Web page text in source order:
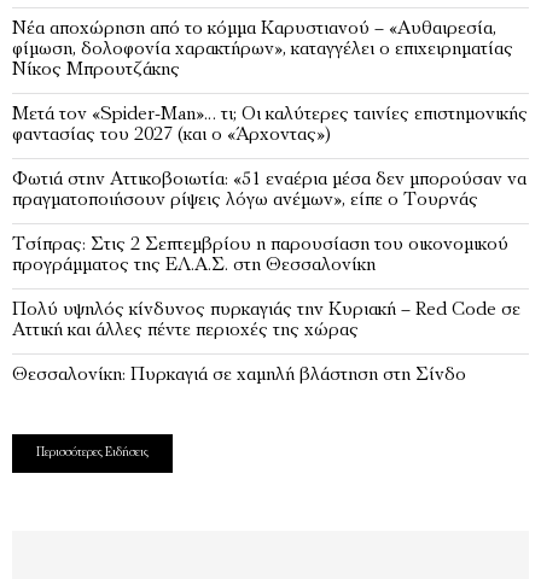
Νέα αποχώρηση από το κόμμα Καρυστιανού – «Αυθαιρεσία,
φίμωση, δολοφονία χαρακτήρων», καταγγέλει ο επιχειρηματίας
Νίκος Μπρουτζάκης
Μετά τον «Spider-Man»… τι; Oι καλύτερες ταινίες επιστημονικής
φαντασίας του 2027 (και ο «Άρχοντας»)
Φωτιά στην Αττικοβοιωτία: «51 εναέρια μέσα δεν μπορούσαν να
πραγματοποιήσουν ρίψεις λόγω ανέμων», είπε ο Τουρνάς
Τσίπρας: Στις 2 Σεπτεμβρίου η παρουσίαση του οικονομικού
προγράμματος της ΕΛ.Α.Σ. στη Θεσσαλονίκη
Πολύ υψηλός κίνδυνος πυρκαγιάς την Κυριακή – Red Code σε
Αττική και άλλες πέντε περιοχές της χώρας
Θεσσαλονίκη: Πυρκαγιά σε χαμηλή βλάστηση στη Σίνδο
Περισσότερες Ειδήσεις